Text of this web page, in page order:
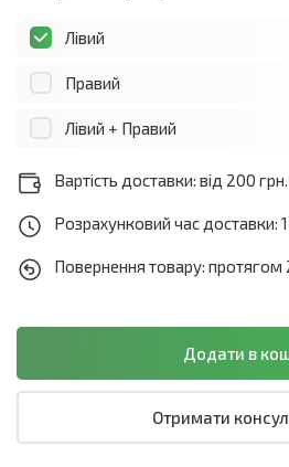
Лівий
Правий
Лівий + Правий
Вартість доставки: від 200 грн.
Розрахунковий час доставки:
Повернення товару: протягом
Отримати